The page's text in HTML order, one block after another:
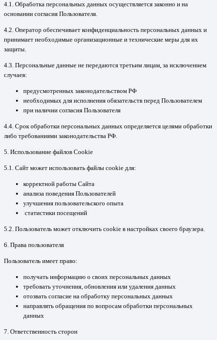
4.1. Обработка персональных данных осуществляется законно и на
основании согласия Пользователя.
4.2. Оператор обеспечивает конфиденциальность персональных данных и
принимает необходимые организационные и технические меры для их
защиты.
4.3. Персональные данные не передаются третьим лицам, за исключением
случаев:
предусмотренных законодательством РФ
необходимых для исполнения обязательств перед Пользователем
при наличии согласия Пользователя
4.4. Срок обработки персональных данных определяется целями обработки
либо требованиями законодательства РФ.
5. Использование файлов Cookie
5.1. Сайт может использовать файлы cookie для:
корректной работы Сайта
анализа поведения Пользователей
улучшения пользовательского опыта
статистики посещений
5.2. Пользователь может отключить cookie в настройках своего браузера.
6. Права пользователя
Пользователь имеет право:
получать информацию о своих персональных данных
требовать уточнения, обновления или удаления данных
отозвать согласие на обработку персональных данных
направлять обращения по вопросам обработки персональных
данных
7. Ответственность сторон